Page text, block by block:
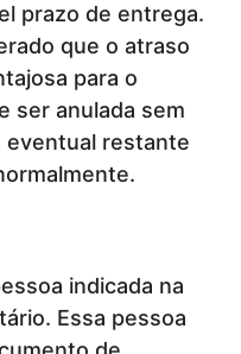
prazo de entrega.
que o atraso
para o
ser anulada sem
eventual restante
indicada na
Essa pessoa